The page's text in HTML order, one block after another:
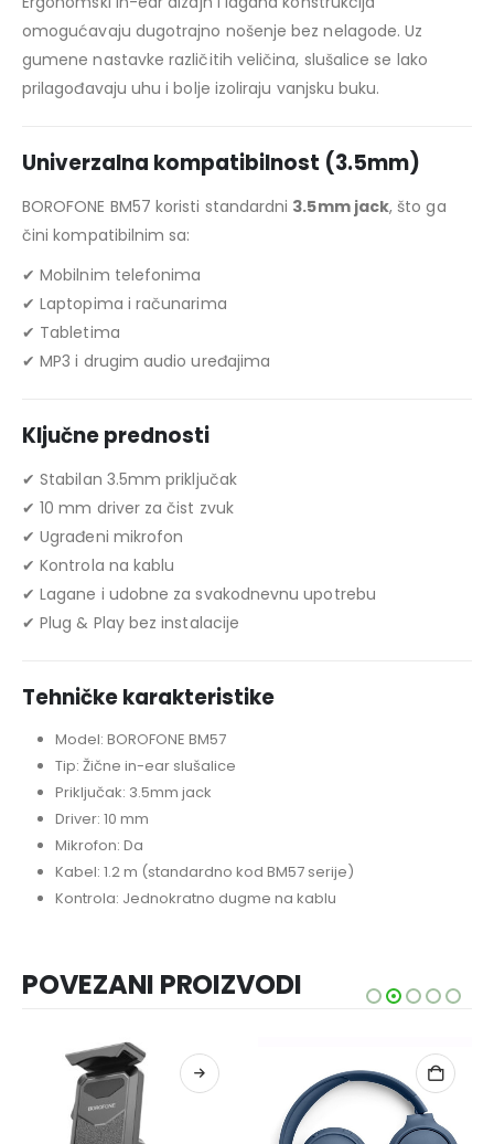
omogućavaju dugotrajno nošenje bez nelagode. Uz
gumene nastavke različitih veličina, slušalice se lako
prilagođavaju uhu i bolje izoliraju vanjsku buku.
Univerzalna kompatibilnost (3.5mm)
BOROFONE BM57 koristi standardni 3.5mm jack, što ga
čini kompatibilnim sa:
✔ Mobilnim telefonima
✔ Laptopima i računarima
✔ Tabletima
✔ MP3 i drugim audio uređajima
Ključne prednosti
✔ Stabilan 3.5mm priključak
✔ 10 mm driver za čist zvuk
✔ Ugrađeni mikrofon
✔ Kontrola na kablu
✔ Lagane i udobne za svakodnevnu upotrebu
✔ Plug & Play bez instalacije
Tehničke karakteristike
Model: BOROFONE BM57
Tip: Žične in-ear slušalice
Priključak: 3.5mm jack
Driver: 10 mm
Mikrofon: Da
Kabel: 1.2 m (standardno kod BM57 serije)
Kontrola: Jednokratno dugme na kablu
POVEZANI PROIZVODI